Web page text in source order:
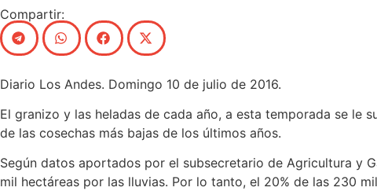
Compartir:
Diario Los Andes. Domingo 10 de julio de 2016.
El granizo y las heladas de cada año, a esta temporada se le
de las cosechas más bajas de los últimos años.
Según datos aportados por el subsecretario de Agricultura y
mil hectáreas por las lluvias. Por lo tanto, el 20% de las 230